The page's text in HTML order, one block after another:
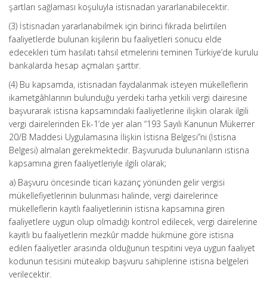
şartları sağlaması koşuluyla istisnadan yararlanabilecektir.
(3) İstisnadan yararlanabilmek için birinci fıkrada belirtilen
faaliyetlerde bulunan kişilerin bu faaliyetleri sonucu elde
edecekleri tüm hasılatı tahsil etmelerini teminen Türkiye’de kurulu
bankalarda hesap açmaları şarttır.
(4) Bu kapsamda, istisnadan faydalanmak isteyen mükelleflerin
ikametgâhlarının bulunduğu yerdeki tarha yetkili vergi dairesine
başvurarak istisna kapsamındaki faaliyetlerine ilişkin olarak ilgili
vergi dairelerinden Ek-1’de yer alan “193 Sayılı Kanunun Mükerrer
20/B Maddesi Uygulamasına İlişkin İstisna Belgesi”ni (İstisna
Belgesi) almaları gerekmektedir. Başvuruda bulunanların istisna
kapsamına giren faaliyetleriyle ilgili olarak;
a) Başvuru öncesinde ticari kazanç yönünden gelir vergisi
mükellefiyetlerinin bulunması halinde, vergi dairelerince
mükelleflerin kayıtlı faaliyetlerinin istisna kapsamına giren
faaliyetlere uygun olup olmadığı kontrol edilecek, vergi dairelerine
kayıtlı bu faaliyetlerin mezkûr madde hükmüne göre istisna
edilen faaliyetler arasında olduğunun tespitini veya uygun faaliyet
kodunun tesisini müteakip başvuru sahiplerine istisna belgeleri
verilecektir.